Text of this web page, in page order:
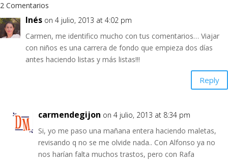
2 Comentarios
Inés on 4 julio, 2013 at 4:02 pm
Carmen, me identifico mucho con tus comentarios… Viajar
con niños es una carrera de fondo que empieza dos días
antes haciendo listas y más listas!!!
Reply
carmendegijon on 4 julio, 2013 at 8:34 pm
Si, yo me paso una mañana entera haciendo maletas,
revisando q no se me olvide nada.. Con Alfonso ya no
nos harían falta muchos trastos, pero con Rafa